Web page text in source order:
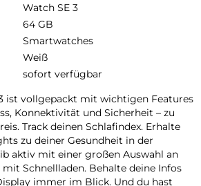
Watch SE 3
64 GB
Smartwatches
Weiß
sofort verfügbar
ist vollgepackt mit wichtigen Features
Konnektivität und Sicherheit – zu
Track deinen Schlafindex. Erhalte
zu deiner Gesundheit in der
aktiv mit einer großen Auswahl an
Schnellladen. Behalte deine Infos
immer im Blick. Und du hast